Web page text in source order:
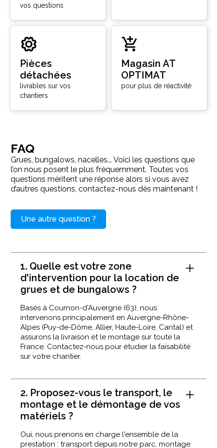
vos questions
Pièces
détachées
livrables sur vos
chantiers
Magasin AT
OPTIMAT
pour plus de réactivité
FAQ
Grues, bungalows, nacelles... Voici les questions que
l’on nous posent le plus fréquemment. Toutes vos
questions méritent une réponse alors si vous avez
d’autres questions, contactez-nous dès maintenant !
Une autre question ?
1. Quelle est votre zone
d'intervention pour la location de
grues et de bungalows ?
Basés à Cournon-d'Auvergne (63), nous
intervenons principalement en Auvergne-Rhône-
Alpes (Puy-de-Dôme, Allier, Haute-Loire, Cantal) et
assurons la livraison et le montage sur toute la
France. Contactez-nous pour étudier la faisabilité
sur votre chantier.
2. Proposez-vous le transport, le
montage et le démontage de vos
matériels ?
Oui, nous prenons en charge l'ensemble de la
prestation : transport depuis notre parc, montage